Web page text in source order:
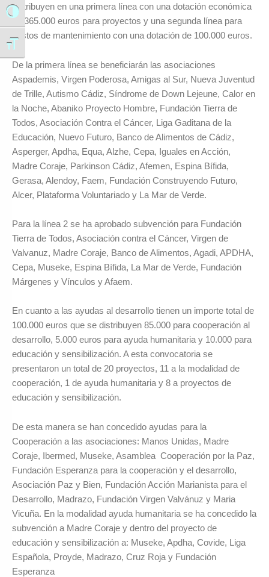
Alternar alto contraste
Alternar tamaño de letra
distribuyen en una primera línea con una dotación económica
de 365.000 euros para proyectos y una segunda línea para
gastos de mantenimiento con una dotación de 100.000 euros.
De la primera línea se beneficiarán las asociaciones
Aspademis, Virgen Poderosa, Amigas al Sur, Nueva Juventud
de Trille, Autismo Cádiz, Síndrome de Down Lejeune, Calor en
la Noche, Abaniko Proyecto Hombre, Fundación Tierra de
Todos, Asociación Contra el Cáncer, Liga Gaditana de la
Educación, Nuevo Futuro, Banco de Alimentos de Cádiz,
Asperger, Apdha, Equa, Alzhe, Cepa, Iguales en Acción,
Madre Coraje, Parkinson Cádiz, Afemen, Espina Bífida,
Gerasa, Alendoy, Faem, Fundación Construyendo Futuro,
Alcer, Plataforma Voluntariado y La Mar de Verde.
Para la línea 2 se ha aprobado subvención para Fundación
Tierra de Todos, Asociación contra el Cáncer, Virgen de
Valvanuz, Madre Coraje, Banco de Alimentos, Agadi, APDHA,
Cepa, Museke, Espina Bífida, La Mar de Verde, Fundación
Márgenes y Vínculos y Afaem.
En cuanto a las ayudas al desarrollo tienen un importe total de
100.000 euros que se distribuyen 85.000 para cooperación al
desarrollo, 5.000 euros para ayuda humanitaria y 10.000 para
educación y sensibilización. A esta convocatoria se
presentaron un total de 20 proyectos, 11 a la modalidad de
cooperación, 1 de ayuda humanitaria y 8 a proyectos de
educación y sensibilización.
De esta manera se han concedido ayudas para la
Cooperación a las asociaciones: Manos Unidas, Madre
Coraje, Ibermed, Museke, Asamblea Cooperación por la Paz,
Fundación Esperanza para la cooperación y el desarrollo,
Asociación Paz y Bien, Fundación Acción Marianista para el
Desarrollo, Madrazo, Fundación Virgen Valvánuz y Maria
Vicuña. En la modalidad ayuda humanitaria se ha concedido la
subvención a Madre Coraje y dentro del proyecto de
educación y sensibilización a: Museke, Apdha, Covide, Liga
Española, Proyde, Madrazo, Cruz Roja y Fundación
Esperanza